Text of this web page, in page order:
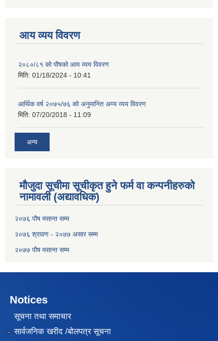
आय व्यय विवरण
२०८०/८१ को पौषको आय व्यय विवरण
मिति: 01/18/2024 - 10:41
आर्थिक वर्ष २०७५/७६ को अनुमानित अय्य व्यय विवरण
मिति: 07/20/2018 - 11:09
अन्य
मौजुदा सूचीमा सूचीकृत हुने फर्म वा कन्पनीहरुको
नामावली (अद्यावधिक)
२०७६ पौष मसान्त सम्म
२०७६ श्रावण - २०७७ असार सम्म
२०७७ पौष मसान्त सम्म
Notices
सूचना तथा समाचार
सार्वजनिक खरीद /बोलपत्र सूचना